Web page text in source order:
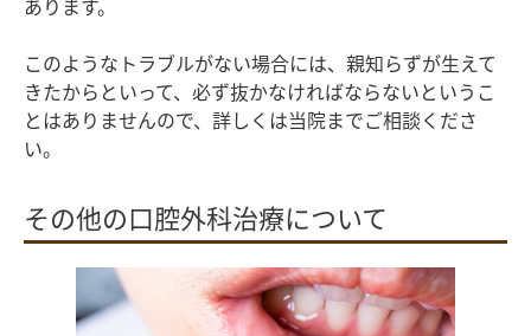
このようなトラブルがない場合には、親知らずが生えて
きたからといって、必ず抜かなければならないというこ
とはありませんので、詳しくは当院までご相談くださ
い。
その他の口腔外科治療について